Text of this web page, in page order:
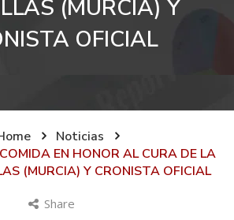
(MURCIA) Y
OFICIAL
Noticias
EN HONOR AL CURA DE LA
(MURCIA) Y CRONISTA OFICIAL
Share